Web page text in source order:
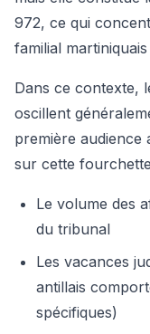
972, ce qui
familial
Dans ce contexte,
oscillent
première
sur cette
Le volume des
du tribunal
Les vacances
antillais
spécifiques)